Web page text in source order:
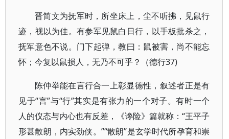
晋简文为抚军时，所坐床上，尘不听拂，见鼠行
迹，视以为佳。有参军见鼠白日行，以手板批杀之，
抚军意色不说。门下起弹，教曰：鼠被害，尚不能忘
怀；今复以鼠损人，无乃不可乎？（德行37)
陈仲举能在言行合一上彰显德性，叙述者正是有
见于“言”与“行”其实是有张力的一个对子。有时一个
人的仪态与内心也有反差，《谗险》篇就称：“王平子
形甚散朗，内实劲侠。”“散朗”是玄学时代所孕育和崇